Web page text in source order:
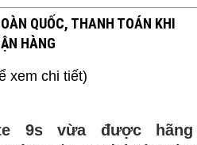
QUỐC, THANH TOÁN KHI
HÀNG
xem chi tiết)
9s vừa được hãng